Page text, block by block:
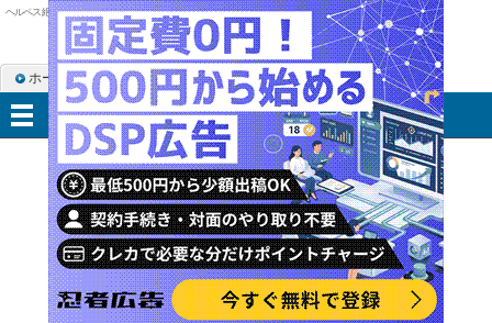
ヘルペス 絶対にうつる
ホーム RSS購読 サイトマップ
メニュー